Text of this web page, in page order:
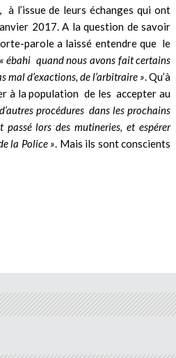
l’issue de leurs échanges qui ont
2017. A la question de savoir
parole a laissé entendre que le
« ébahi quand nous avons fait certains
d’exactions, de l’arbitraire ». Qu’à
à la population de les accepter au
procédures dans les prochains
lors des mutineries, et espérer
la Police ». Mais ils sont conscients